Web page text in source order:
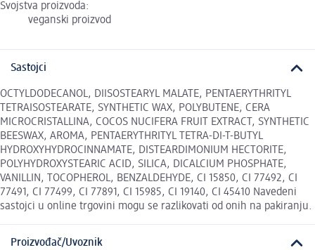
Svojstva proizvoda:
veganski proizvod
Sastojci
OCTYLDODECANOL, DIISOSTEARYL MALATE, PENTAERYTHRITYL
TETRAISOSTEARATE, SYNTHETIC WAX, POLYBUTENE, CERA
MICROCRISTALLINA, COCOS NUCIFERA FRUIT EXTRACT, SYNTHETIC
BEESWAX, AROMA, PENTAERYTHRITYL TETRA-DI-T-BUTYL
HYDROXYHYDROCINNAMATE, DISTEARDIMONIUM HECTORITE,
POLYHYDROXYSTEARIC ACID, SILICA, DICALCIUM PHOSPHATE,
VANILLIN, TOCOPHEROL, BENZALDEHYDE, CI 15850, CI 77492, CI
77491, CI 77499, CI 77891, CI 15985, CI 19140, CI 45410 Navedeni
sastojci u online trgovini mogu se razlikovati od onih na pakiranju.
Proizvođač/Uvoznik